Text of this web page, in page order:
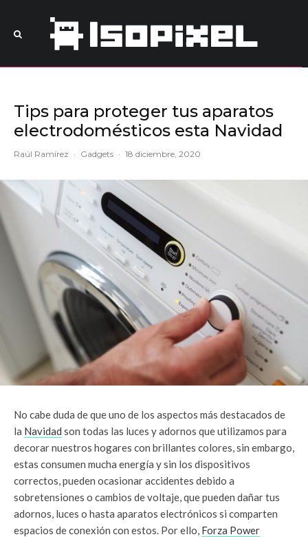
Tips para proteger tus aparatos
electrodomésticos esta Navidad
Raúl Ramírez · Gadgets · 18 diciembre, 2020
No cabe duda de que uno de los aspectos más destacados de
la Navidad son todas las luces y adornos que utilizamos para
decorar nuestros hogares con brillantes colores, sin embargo,
estas consumen mucha energía y sin los dispositivos
correctos, pueden ocasionar accidentes debido a
sobretensiones o cambios de voltaje, que pueden dañar tus
adornos, luces o hasta aparatos electrónicos si comparten
espacios de conexión con estos. Por ello, Forza Power